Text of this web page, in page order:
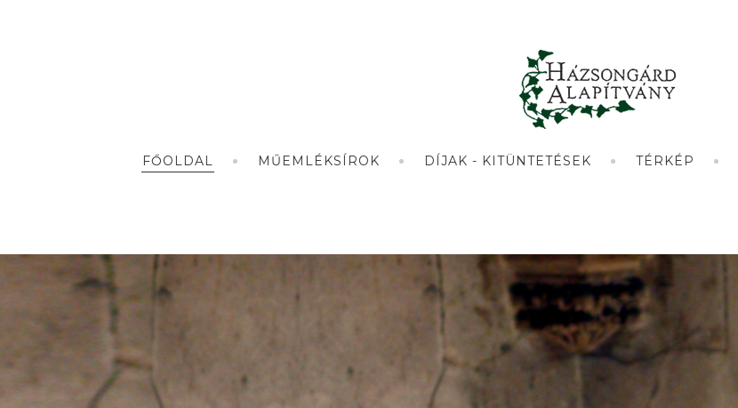
FŐOLDAL MŰEMLÉKSÍROK DÍJAK - KITÜNTETÉSEK TÉRKÉP